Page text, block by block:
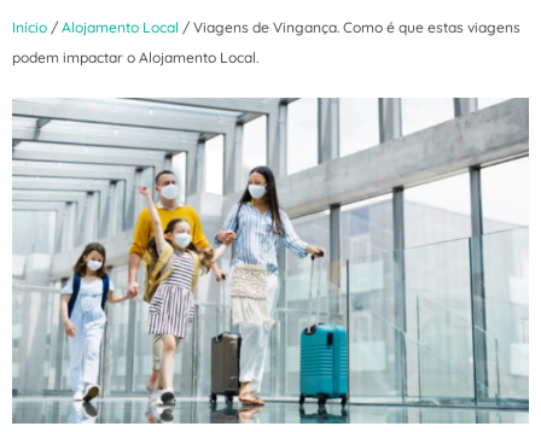
Início / Alojamento Local / Viagens de Vingança. Como é que estas viagens
podem impactar o Alojamento Local.